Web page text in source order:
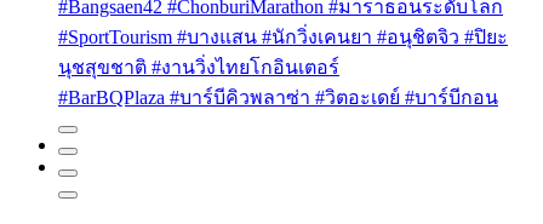
#Bangsaen42 #ChonburiMarathon #มาราธอนระดับโลก
#SportTourism #บางแสน #นักวิ่งเคนยา #อนุชิตจิว #ปิยะ
นุชสุขชาติ #งานวิ่งไทยโกอินเตอร์
#BarBQPlaza #บาร์บีคิวพลาซ่า #วิตอะเดย์ #บาร์บีกอน